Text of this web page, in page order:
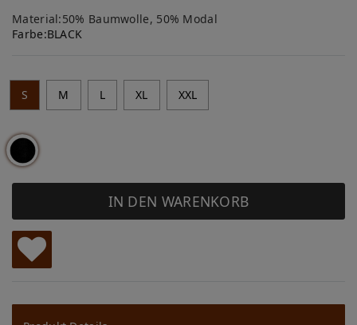
Material:50% Baumwolle, 50% Modal
Farbe:BLACK
S M L XL XXL
IN DEN WARENKORB
W
u